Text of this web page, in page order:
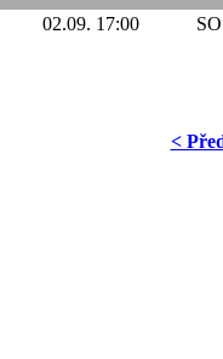
02.09. 17:00 SO
<